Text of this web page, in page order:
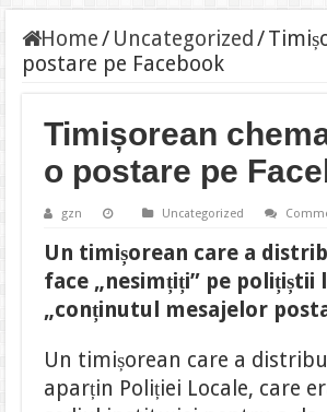
Home/ Uncategorized /
postare pe Facebook
Timișorean
o postare pe
gzn Uncategorized
Un timișorean care a
face „nesimțiți” pe
„conținutul mesajelor
Un timișorean care a
aparțin Poliției Locale, care